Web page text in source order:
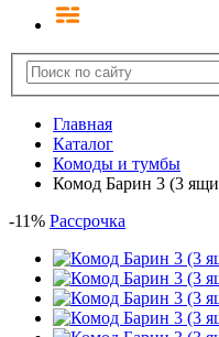
Главная
Каталог
Комоды и тумбы
Комод Барин 3 (3
-11% Рассрочка